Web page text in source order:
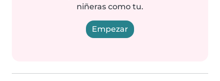
niñeras como tu.
Empezar